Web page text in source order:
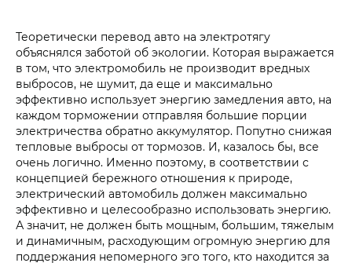
Теоретически перевод авто на электротягу
объяснялся заботой об экологии. Которая выражается
в том, что электромобиль не производит вредных
выбросов, не шумит, да еще и максимально
эффективно использует энергию замедления авто, на
каждом торможении отправляя большие порции
электричества обратно аккумулятор. Попутно снижая
тепловые выбросы от тормозов. И, казалось бы, все
очень логично. Именно поэтому, в соответствии с
концепцией бережного отношения к природе,
электрический автомобиль должен максимально
эффективно и целесообразно использовать энергию.
А значит, не должен быть мощным, большим, тяжелым
и динамичным, расходующим огромную энергию для
поддержания непомерного эго того, кто находится за